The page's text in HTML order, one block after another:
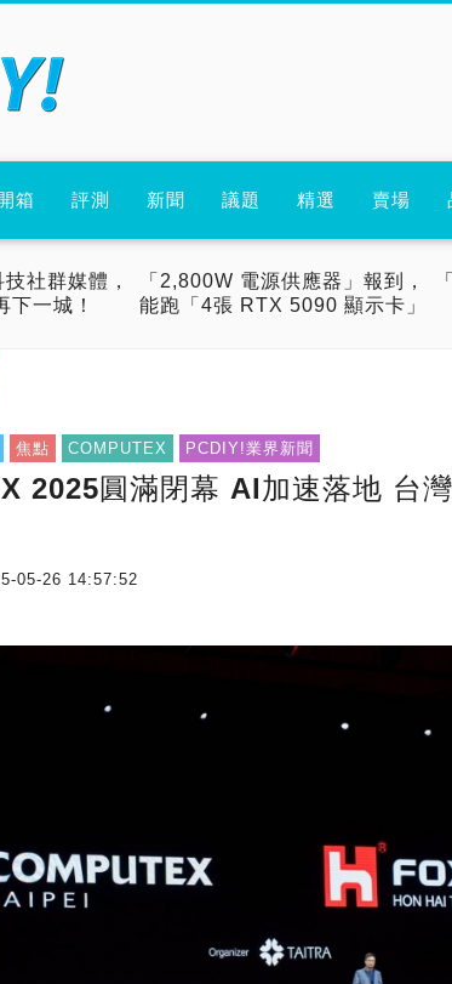
箱 評測 新聞 議題 精選 賣場
社群媒體，
下一城！
「2,800W 電源供應器」報到，
能跑「4張 RTX 5090 顯示卡」
焦點 COMPUTEX PCDIY!業界新聞
2025圓滿閉幕 AI加速落地 台
05-26 14:57:52